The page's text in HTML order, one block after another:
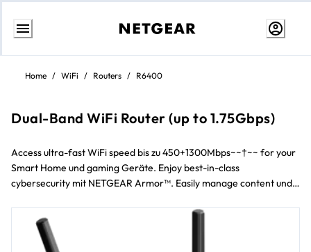
Weiter
InhaltHome / WiFi / Routers / R6400
Dual-Band WiFi Router (up to 1.75Gbps)
Access ultra-fast WiFi speed bis zu 450+1300Mbps~~†~~ for your
Smart Home und gaming Geräte. Enjoy best-in-class
cybersecurity mit NETGEAR Armor™. Easily manage content und
Nighthawk~~®~~ App, it’s easy to set up your router und get the
most out of your WiFi.